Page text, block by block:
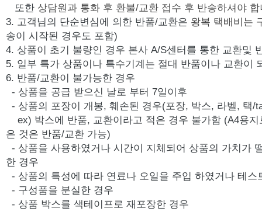
또한 상담원과 통화 후 환불/교환 접수 후 반송하셔야
3. 고객님의 단순변심에 의한 반품/교환은 왕복 택배비는
송이 시작된 경우도 포함)
4. 상품이 초기 불량인 경우 본사 A/S센터를 통한 교환및
5. 일부 특가 상품이나 특수기계는 절대 반품이나 교환이
6. 반품/교환이 불가능한 경우
- 상품을 공급 받으신 날로 부터 7일이후
- 상품의 포장이 개봉, 훼손된 경우(포장, 박스, 라벨, 택/
ex) 박스에 반품, 교환이라고 적은 경우 불가함 (A4용지
은 것은 반품/교환 가능)
- 상품을 사용하였거나 시간이 지체되어 상품의 가치가
한 경우
- 상품의 특성에 따라 연료나 오일을 주입 하였거나 테스
- 구성품을 분실한 경우
- 상품 박스를 색테이프로 재포장한 경우